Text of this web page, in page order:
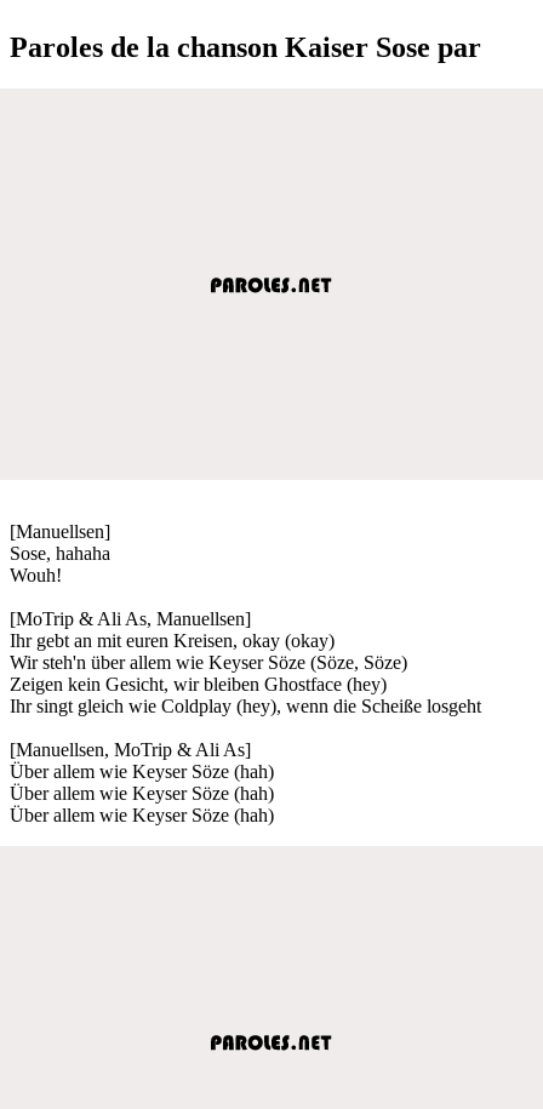
Paroles de la chanson Kaiser Sose par
[Manuellsen]
Sose, hahaha
Wouh!
[MoTrip & Ali As, Manuellsen]
Ihr gebt an mit euren Kreisen, okay (okay)
Wir steh'n über allem wie Keyser Söze (Söze, Söze)
Zeigen kein Gesicht, wir bleiben Ghostface (hey)
Ihr singt gleich wie Coldplay (hey), wenn die Scheiße losgeht
[Manuellsen, MoTrip & Ali As]
Über allem wie Keyser Söze (hah)
Über allem wie Keyser Söze (hah)
Über allem wie Keyser Söze (hah)